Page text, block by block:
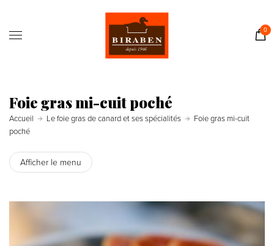
0
Journal
Contact
Foie gras mi-cuit poché
Accueil Le foie gras de canard et ses spécialités
Foie gras mi-cuit
poché
Afficher le menu